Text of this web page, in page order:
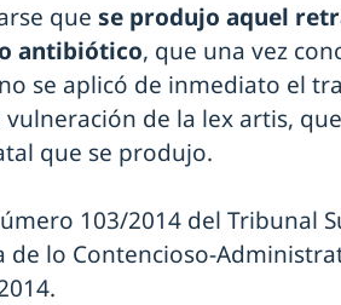
que se produjo aquel
antibiótico, que una vez
se aplicó de inmediato el
vulneración de la lex artis,
que se produjo.
103/2014 del Tribunal
de lo Contencioso-